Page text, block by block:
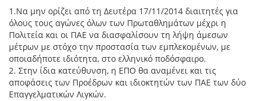
1.Να μην ορίζει από τη Δευτέρα 17/11/2014 διαιτητές για
όλους τους αγώνες όλων των Πρωταθλημάτων μέχρι η
Πολιτεία και οι ΠΑΕ να διασφαλίσουν τη λήψη άμεσων
μέτρων με στόχο την προστασία των εμπλεκομένων, με
οποιαδήποτε ιδιότητα, στο ελληνικό ποδόσφαιρο.
2. Στην ίδια κατεύθυνση, η ΕΠΟ θα αναμένει και τις
αποφάσεις των Προέδρων και ιδιοκτητών των ΠΑΕ των δύο
Επαγγελματικών Λιγκών.